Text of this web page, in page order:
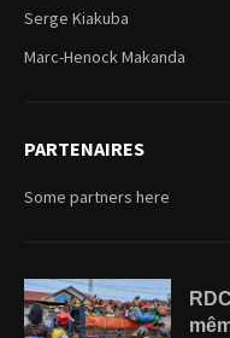
Serge Kiakuba
Marc-Henock Makanda
PARTENAIRES
Some partners here